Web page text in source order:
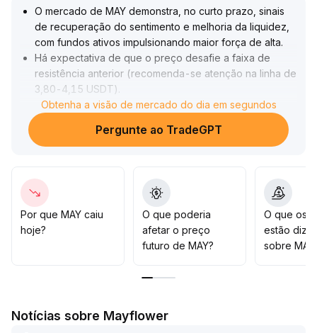
O mercado de MAY demonstra, no curto prazo, sinais
de recuperação do sentimento e melhoria da liquidez,
com fundos ativos impulsionando maior força de alta.
Há expectativa de que o preço desafie a faixa de
resistência anterior (recomenda-se atenção na linha de
3,80-4,15 USDT)
Entretanto, tanto o volume de negociação macro
quanto os dados de taxas de transação não mostraram
recuperação significativa, indicando que a atividade
Recomenda-se operar o rebote no curto prazo, mas
manter cautela máxima para posições de médio e longo
prazo, controlando rigorosamente a exposição e
atentos ao risco de reversão de sentimento e nova
Obtenha a visão de mercado do dia em segundos
Pergunte ao TradeGPT
Por que MAY caiu
hoje?
O que poderia
afetar o preço
futuro de MAY?
O que os
estão
sobre
Notícias sobre Mayflower